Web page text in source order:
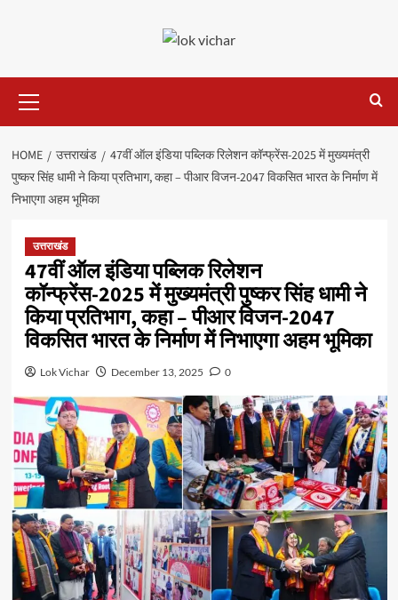
Menu
HOME उत्तराखंड
47वीं ऑल इंडिया पब्लिक रिलेशन कॉन्फ्रेंस-2025 में मुख्यमंत्री
पुष्कर सिंह धामी ने किया प्रतिभाग, कहा – पीआर विजन-2047 विकसित भारत के निर्माण में
निभाएगा अहम भूमिका
उत्तराखंड
47वीं ऑल इंडिया पब्लिक रिलेशन
कॉन्फ्रेंस-2025 में मुख्यमंत्री पुष्कर सिंह धामी ने
किया प्रतिभाग, कहा – पीआर विजन-2047
विकसित भारत के निर्माण में निभाएगा अहम भूमिका
Lok Vichar December 13, 2025 0